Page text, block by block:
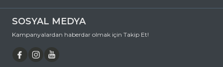
SOSYAL MEDYA
Kampanyalardan haberdar olmak için Takip Et!